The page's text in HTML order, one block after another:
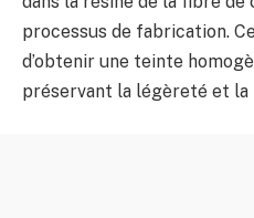
processus de fabrication.
d’obtenir une teinte
préservant la légèreté et la